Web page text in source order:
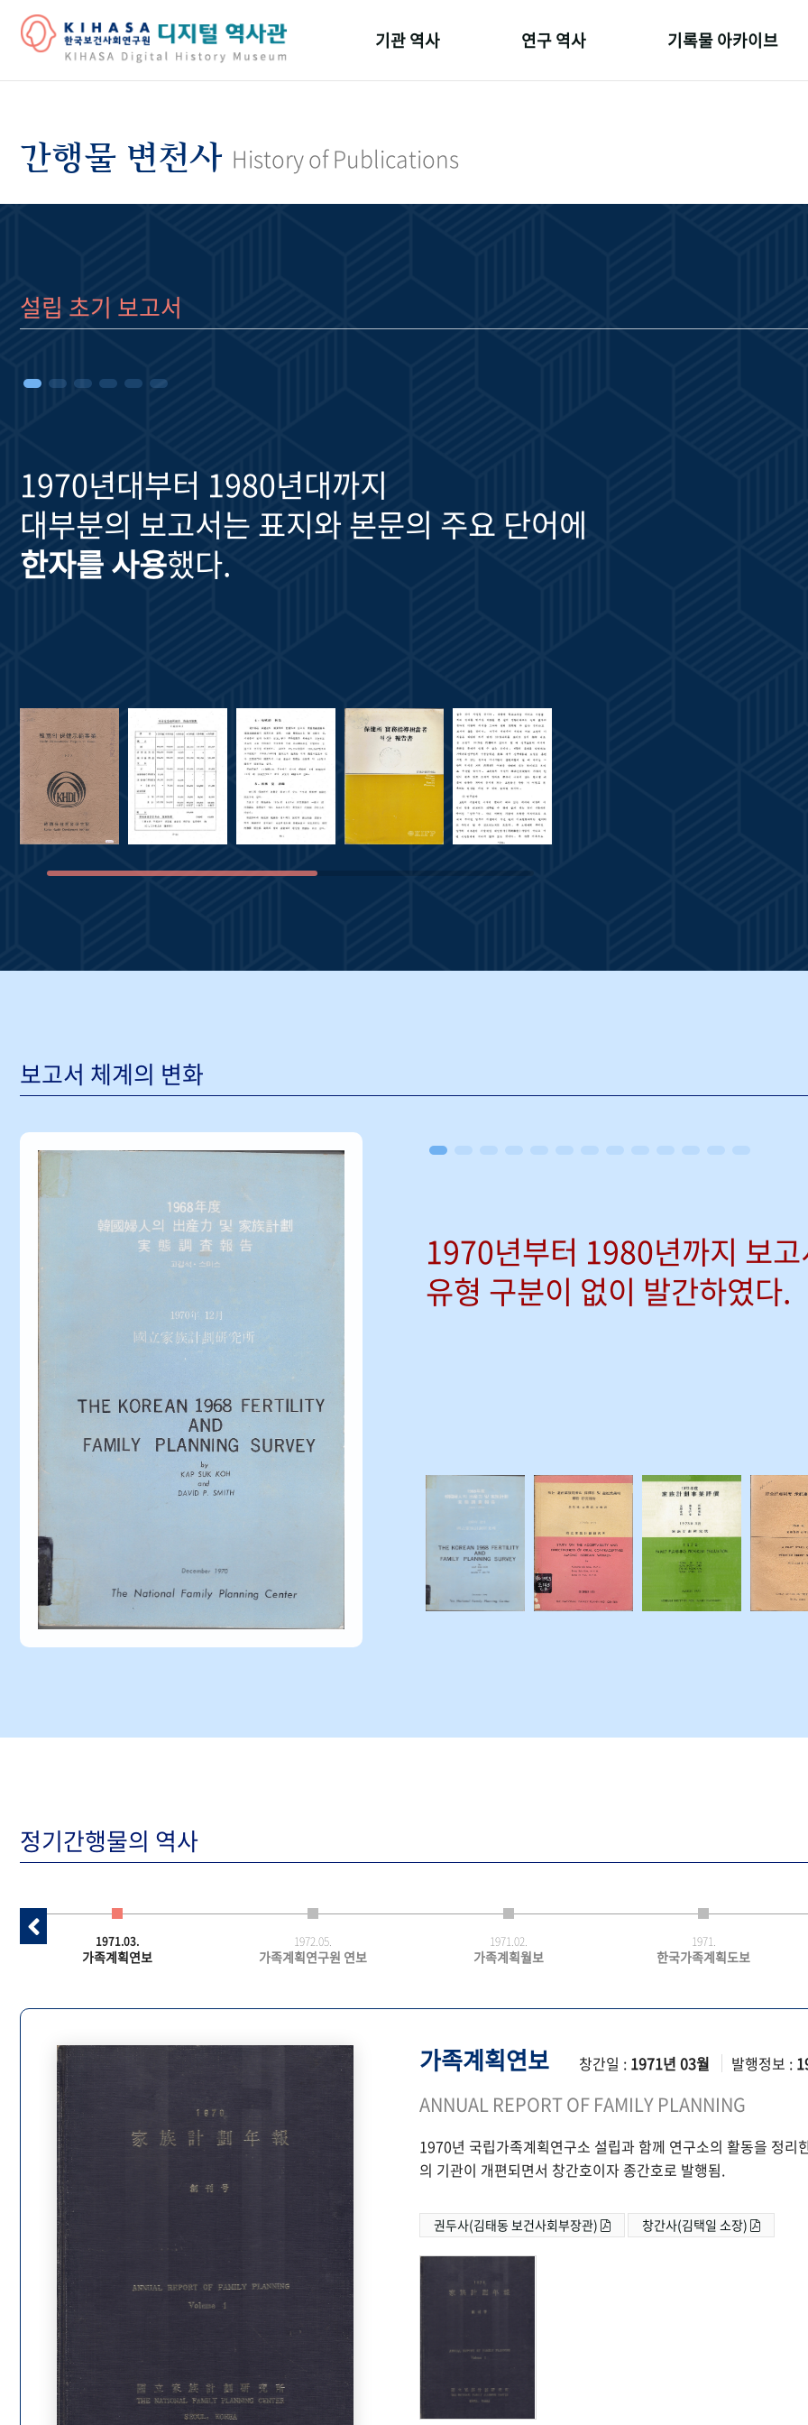
기관 역사
기관 변천사
연구 역사 기록물 아카이브
간행물 변천사 History of Publications
설립 초기 보고서
1970년대부터 1980년대까지
대부분의 보고서는 표지와 본문의 주요 단어에
한자를 사용했다.
보고서 체계의 변화
1970년부터 1980년까지 보
유형 구분이 없이 발간하였다.
정기간행물의 역사
1971.03.
가족계획연보
1972.05.
가족계획연구원 연보
1971.02.
가족계획월보
1971.
한국가족계획도보
가족계획연보 창간일 : 1971년 03월 발행정보 :
ANNUAL REPORT OF FAMILY PLANNING
1970년 국립가족계획연구소 설립과 함께 연구소의 활동을 정
의 기관이 개편되면서 창간호이자 종간호로 발행됨.
권두사(김태동 보건사회부장관) 창간사(김택일 소장)